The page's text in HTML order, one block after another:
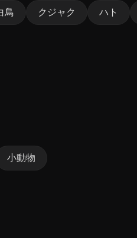
鳥 クジャク ハト
小動物